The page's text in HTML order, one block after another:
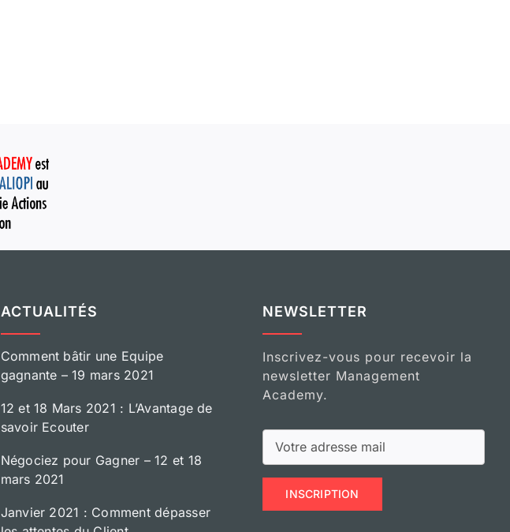
ACTUALITÉS
Comment bâtir une Equipe
gagnante – 19 mars 2021
12 et 18 Mars 2021 : L’Avantage de
savoir Ecouter
Négociez pour Gagner – 12 et 18
mars 2021
Janvier 2021 : Comment dépasser
NEWSLETTER
Inscrivez-vous pour recevoir la
newsletter Management
Academy.